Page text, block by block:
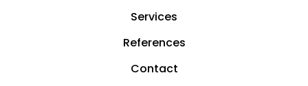
Services
References
Contact